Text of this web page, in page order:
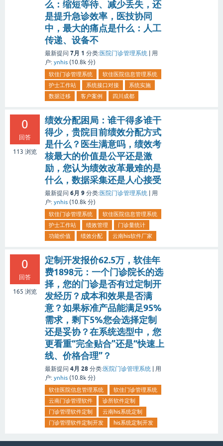
么：缩短等待、减少丢失，还
是提升急诊效率，医技协同
中，最大的痛点是什么：人工
传递、设备不
最新提问 7月 1 分类:医院门诊管理系统 | 用
户: ynhis (10.8k 分)
软佳门诊管理系统
软佳医院信息管理系统
护士工作站
系统接口对接
系统实施
数据迁移
客户案例 四川成都
0
回答
113 浏览
绩效分配困局：谁干得多谁干
得少，贵院目前绩效分配方式
是什么？医生满意吗，绩效考
核最大的价值是公平还是激
励，您认为绩效改革最难的是
什么，数据采集还是人心接受
最新提问 6月 9 分类:医院门诊管理系统 | 用
户: ynhis (10.8k 分)
软佳门诊管理系统
软佳医院信息管理系统
护士工作站
绩效管理
门诊量统计
功能价值
绩效分配 云南his软件厂家
0
回答
165 浏览
定制开发报价62.5万，软佳年
费1898元：一个门诊院长的选
择，您的门诊是否有过定制开
发经历？成本和效果是否满
意？如果标准产品能满足95%
需求，剩下5%您会选择定制
还是妥协？在系统选型中，您
更看重“完全贴合”还是“快速上
线、价格合理”？
最新提问 4月 28 分类:医院门诊管理系统 | 用
户: ynhis (10.8k 分)
软佳医院信息管理系统
软佳门诊管理系统
云南门诊管理软件
诊所软件定制
门诊管理软件定制
云南his系统定制
门诊管理软件定制开发
his系统定制开发